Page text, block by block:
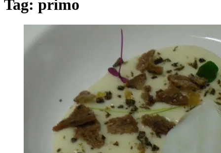
Tag: primo